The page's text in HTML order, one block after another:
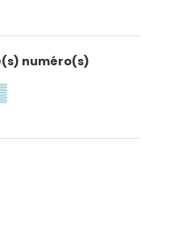
numéro(s)